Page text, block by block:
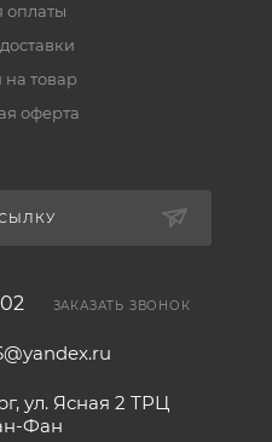
оплаты
на товар
оферта
ЗАКАЗАТЬ ЗВОНОК
ул. Ясная 2 ТРЦ
Фан